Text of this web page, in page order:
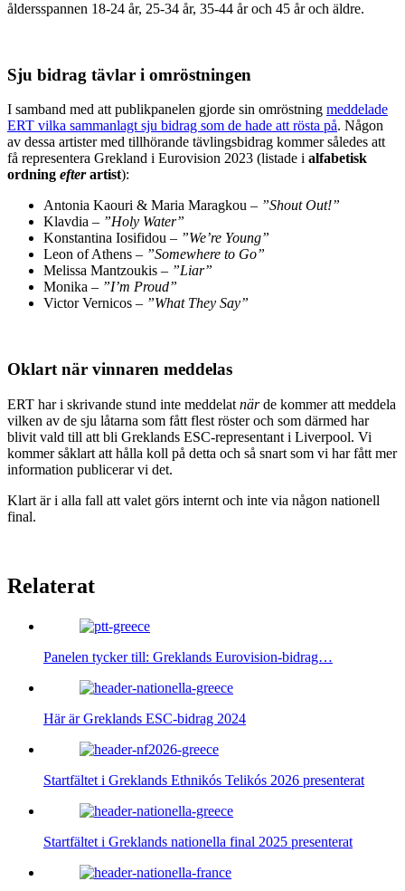
åldersspannen 18-24 år, 25-34 år, 35-44 år och 45 år och äldre.
Sju bidrag tävlar i omröstningen
I samband med att publikpanelen gjorde sin omröstning meddelade
ERT vilka sammanlagt sju bidrag som de hade att rösta på. Någon
av dessa artister med tillhörande tävlingsbidrag kommer således att
få representera Grekland i Eurovision 2023 (listade i alfabetisk
ordning efterartist):
Antonia Kaouri & Maria Maragkou – ”Shout Out!”
Klavdia – ”Holy Water”
Konstantina Iosifidou – ”We’re Young”
Leon of Athens – ”Somewhere to Go”
Melissa Mantzoukis – ”Liar”
Monika – ”I’m Proud”
Victor Vernicos – ”What They Say”
Oklart när vinnaren meddelas
ERT har i skrivande stund inte meddelat närde kommer att meddela
vilken av de sju låtarna som fått flest röster och som därmed har
blivit vald till att bli Greklands ESC-representant i Liverpool. Vi
kommer såklart att hålla koll på detta och så snart som vi har fått mer
information publicerar vi det.
Klart är i alla fall att valet görs internt och inte via någon nationell
final.
Relaterat
Panelen tycker till: Greklands Eurovision-bidrag…
Här är Greklands ESC-bidrag 2024
Startfältet i Greklands Ethnikós Telikós 2026 presenterat
Startfältet i Greklands nationella final 2025 presenterat